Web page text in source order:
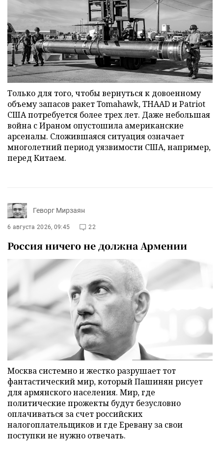
Только для того, чтобы вернуться к довоенному
объему запасов ракет Tomahawk, THAAD и Patriot
США потребуется более трех лет. Даже небольшая
война с Ираном опустошила американские
арсеналы. Сложившаяся ситуация означает
многолетний период уязвимости США, например,
перед Китаем.
Геворг Мирзаян
6 августа 2026, 09:45 22
Россия ничего не должна Армении
Москва системно и жестко разрушает тот
фантастический мир, который Пашинян рисует
для армянского населения. Мир, где
политические прожекты будут безусловно
оплачиваться за счет российских
налогоплательщиков и где Еревану за свои
поступки не нужно отвечать.